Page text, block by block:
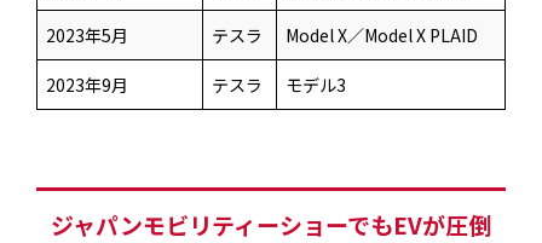
2023年5月 テスラ Model X／Model X PLAID
2023年9月 テスラ モデル3
ジャパンモビリティーショーでもEVが圧倒